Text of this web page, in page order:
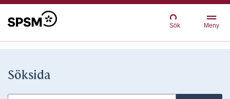
Sök Meny
Söksida